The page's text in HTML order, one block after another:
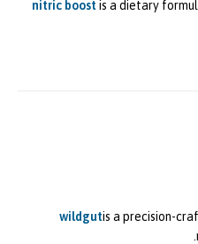
nitric boostis a dietary
wildgutis a precision-